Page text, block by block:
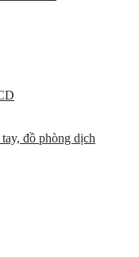
đồ phòng dịch